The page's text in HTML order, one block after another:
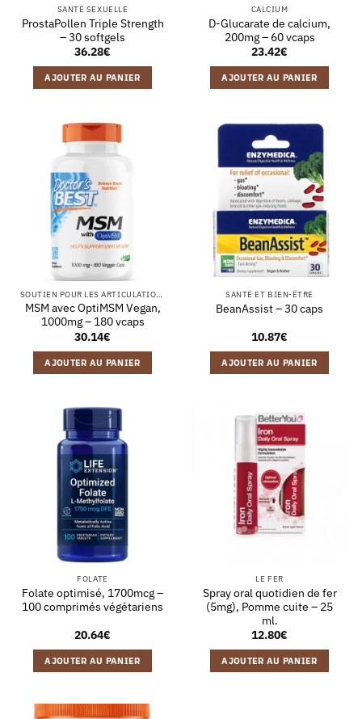
SANTÉ SEXUELLE
ProstaPollen Triple Strength
– 30 softgels
36.28€
AJOUTER AU PANIER
CALCIUM
D-Glucarate de calcium,
200mg – 60 vcaps
23.42€
AJOUTER AU PANIER
SOUTIEN POUR LES ARTICULATIONS
MSM avec OptiMSM Vegan,
1000mg – 180 vcaps
30.14€
AJOUTER AU PANIER
SANTÉ ET BIEN-ÊTRE
BeanAssist – 30 caps
10.87€
AJOUTER AU PANIER
FOLATE
Folate optimisé, 1700mcg –
100 comprimés végétariens
20.64€
AJOUTER AU PANIER
LE FER
Spray oral quotidien de fer
(5mg), Pomme cuite – 25
ml.
12.80€
AJOUTER AU PANIER